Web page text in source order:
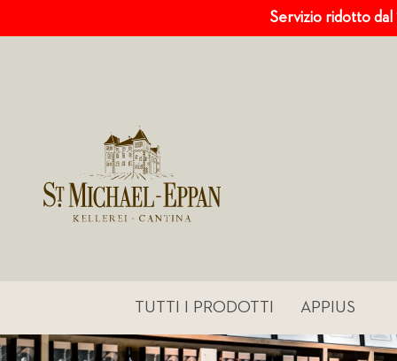
Servizio ridotto dal
TUTTI I PRODOTTI APPIUS